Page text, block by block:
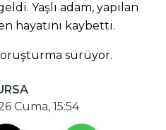
Yaşlı adam, yapılan
hayatını kaybetti.
sürüyor.
Cuma, 15:54